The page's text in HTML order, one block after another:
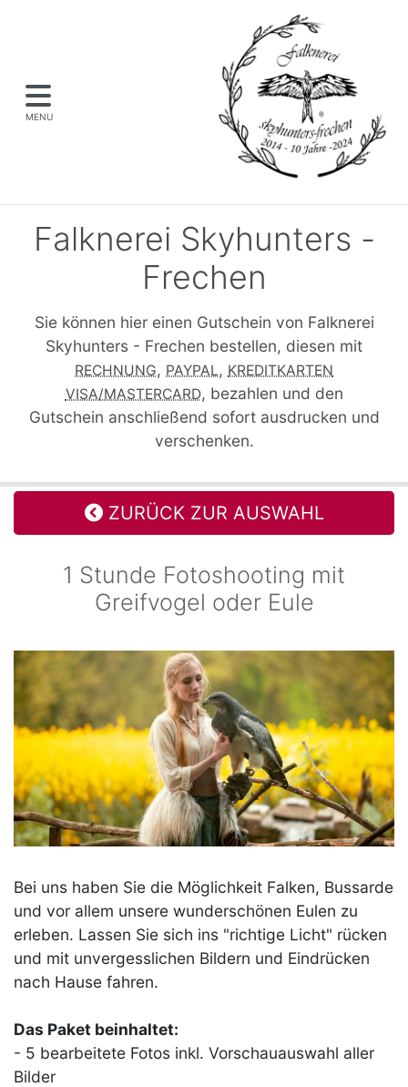
MENU
Falknerei Skyhunters -
Frechen
Sie können hier einen Gutschein von Falknerei
Skyhunters - Frechen bestellen, diesen mit
RECHNUNG, PAYPAL, KREDITKARTEN
VISA/MASTERCARD, bezahlen und den
Gutschein anschließend sofort ausdrucken und
verschenken.
ZURÜCK ZUR AUSWAHL
1 Stunde Fotoshooting mit
Greifvogel oder Eule
Bei uns haben Sie die Möglichkeit Falken, Bussarde
und vor allem unsere wunderschönen Eulen zu
erleben. Lassen Sie sich ins "richtige Licht" rücken
und mit unvergesslichen Bildern und Eindrücken
nach Hause fahren.
Das Paket beinhaltet:
- 5 bearbeitete Fotos inkl. Vorschauauswahl aller
Bilder